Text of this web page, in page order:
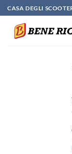
Skip
to
content
CASA DEGLI